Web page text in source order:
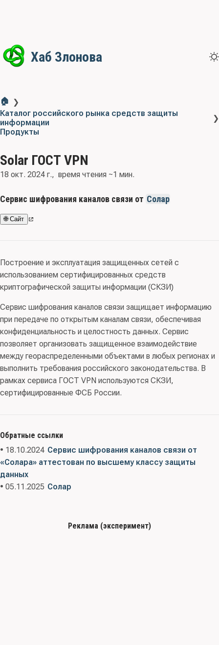
Хаб Злонова
🏠 ❯
Каталог российского рынка средств защиты
информации
❯
Продукты
Solar ГОСТ VPN
18 окт. 2024 г. время чтения ~1 мин.
Сервис шифрования каналов связи от Солар
🌐 Сайт
Построение и эксплуатация защищенных сетей с
использованием сертифицированных средств
криптографической защиты информации (СКЗИ)
Сервис шифрования каналов связи защищает информацию
при передаче по открытым каналам связи, обеспечивая
конфиденциальность и целостность данных. Сервис
позволяет организовать защищенное взаимодействие
между геораспределенными объектами в любых регионах и
выполнить требования российского законодательства. В
рамках сервиса ГОСТ VPN используются СКЗИ,
сертифицированные ФСБ России.
Обратные ссылки
• 18.10.2024 Сервис шифрования каналов связи от
«Солара» аттестован по высшему классу защиты
данных
• 05.11.2025 Солар
Реклама (эксперимент)